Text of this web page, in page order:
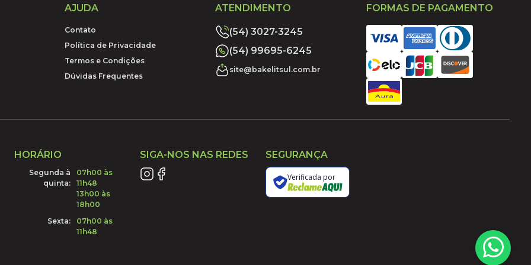
AJUDA
Contato
Política de Privacidade
Termos e Condições
Dúvidas Frequentes
ATENDIMENTO
(54) 3027-3245
(54) 99695-6245
site@bakelitsul.com.br
FORMAS DE PAGAMENTO
HORÁRIO
Segunda à
quinta:
07h00 às
11h48
13h00 às
18h00
Sexta:
07h00 às
11h48
SIGA-NOS NAS REDES SEGURANÇA
Verificada por